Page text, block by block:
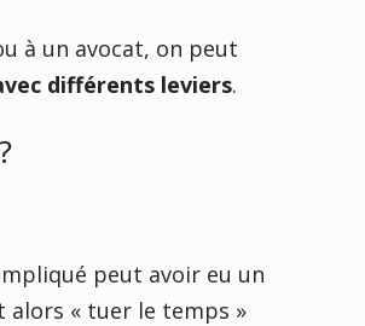
à un avocat, on peut
différents leviers.
peut avoir eu un
« tuer le temps »